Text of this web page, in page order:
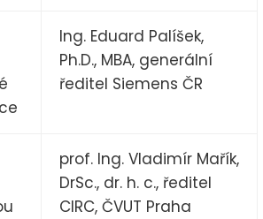
Ing. Eduard Palíšek,
Ph.D., MBA, generální
ředitel Siemens ČR
prof. Ing. Vladimír Mařík,
DrSc., dr. h. c., ředitel
CIRC, ČVUT Praha